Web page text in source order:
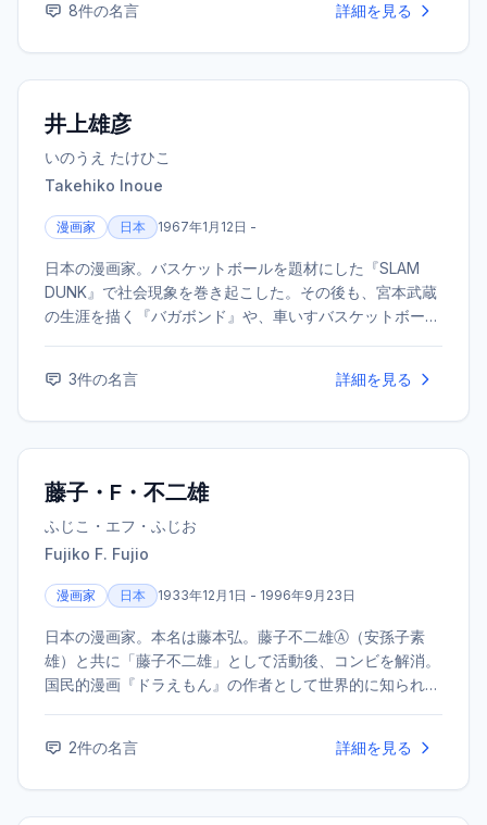
8件の名言 詳細を見る
井上雄彦
いのうえ たけひこ
Takehiko Inoue
漫画家 日本 1967年1月12日 -
日本の漫画家。バスケットボールを題材にした『SLAM
DUNK』で社会現象を巻き起こした。その後も、宮本武蔵
の生涯を描く『バガボンド』や、車いすバスケットボール
3件の名言 詳細を見る
藤子・F・不二雄
ふじこ・エフ・ふじお
Fujiko F. Fujio
漫画家 日本 1933年12月1日 - 1996年9月23日
日本の漫画家。本名は藤本弘。藤子不二雄Ⓐ（安孫子素
雄）と共に「藤子不二雄」として活動後、コンビを解消。
国民的漫画『ドラえもん』の作者として世界的に知られる
2件の名言 詳細を見る